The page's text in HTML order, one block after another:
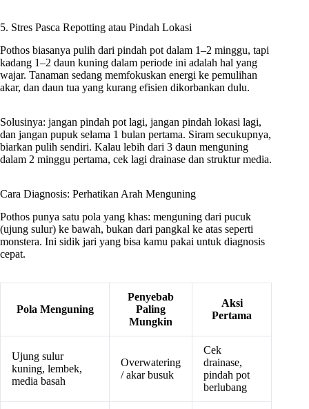
5. Stres Pasca Repotting atau Pindah Lokasi
Pothos biasanya pulih dari pindah pot dalam 1–2 minggu, tapi
kadang 1–2 daun kuning dalam periode ini adalah hal yang
wajar. Tanaman sedang memfokuskan energi ke pemulihan
akar, dan daun tua yang kurang efisien dikorbankan dulu.
Solusinya: jangan pindah pot lagi, jangan pindah lokasi lagi,
dan jangan pupuk selama 1 bulan pertama. Siram secukupnya,
biarkan pulih sendiri. Kalau lebih dari 3 daun menguning
dalam 2 minggu pertama, cek lagi drainase dan struktur media.
Cara Diagnosis: Perhatikan Arah Menguning
Pothos punya satu pola yang khas: menguning dari pucuk
(ujung sulur) ke bawah, bukan dari pangkal ke atas seperti
monstera. Ini sidik jari yang bisa kamu pakai untuk diagnosis
cepat.
Pola Menguning
Penyebab
Paling
Mungkin
Aksi
Pertama
Ujung sulur
kuning, lembek,
media basah
Overwatering
/ akar busuk
Cek
drainase,
pindah pot
berlubang